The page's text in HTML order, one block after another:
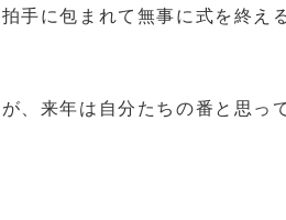
手に包まれて無事に式を終え
、来年は自分たちの番と思っ